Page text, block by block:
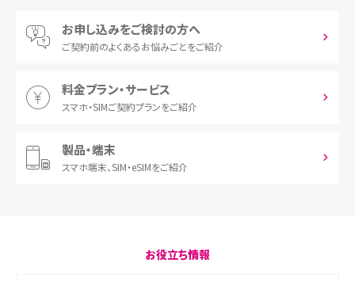
お申し込みをご検討の方へ
ご契約前のよくあるお悩みごとをご紹介
料金プラン・サービス
スマホ・SIMご契約プランをご紹介
製品・端末
スマホ端末、SIM・eSIMをご紹介
お役立ち情報